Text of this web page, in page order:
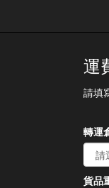
運
請填
轉運
貨品